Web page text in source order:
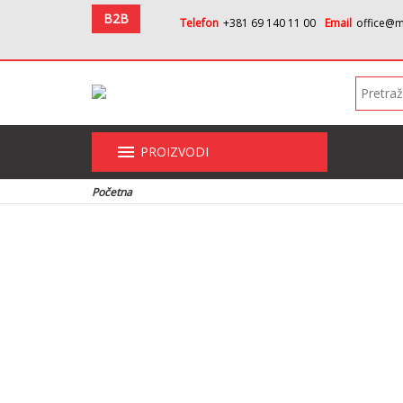
B2B Telefon +381 69 140 11 00 Email
menu PROIZVODI
Početna